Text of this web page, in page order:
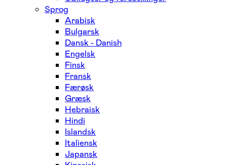
Sprog
Arabisk
Bulgarsk
Dansk - Danish
Engelsk
Finsk
Fransk
Færøsk
Græsk
Hebraisk
Hindi
Islandsk
Italiensk
Japansk